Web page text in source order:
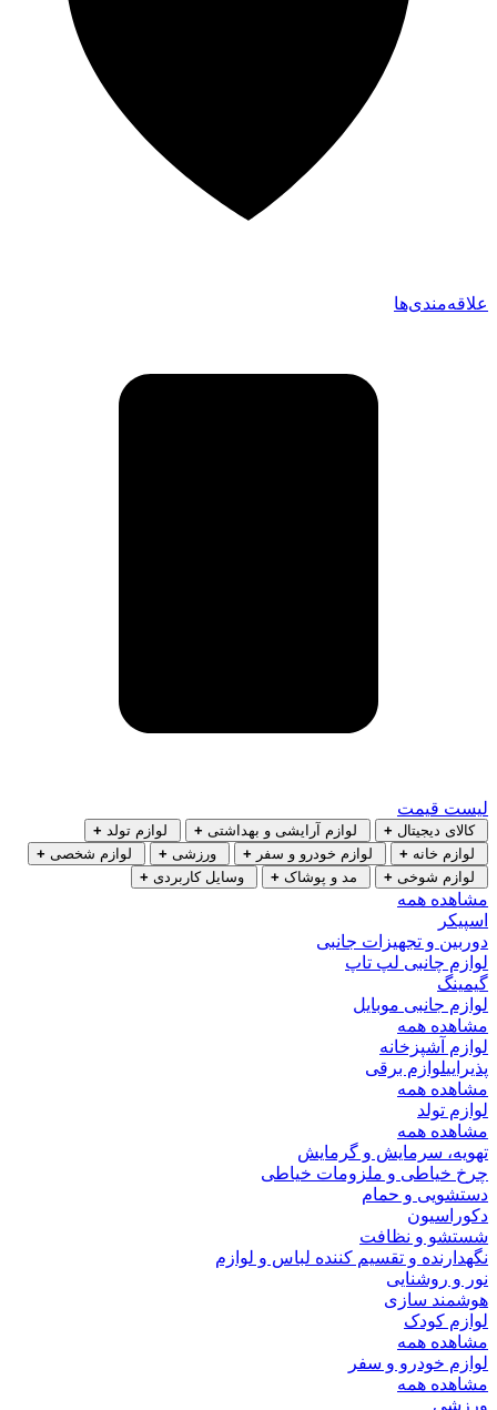
علاقه‌مندی‌ها
لیست قیمت
کالای دیجیتال + لوازم آرایشی و بهداشتی + لوازم تولد +
لوازم خانه + لوازم خودرو و سفر + ورزشی + لوازم شخصی +
لوازم شوخی + مد و پوشاک + وسایل کاربردی +
مشاهده همه
اسپیکر
دوربین و تجهیزات جانبی
لوازم چانبی لپ تاپ
گیمینگ
لوازم جانبی موبایل
مشاهده همه
لوازم آشپزخانه
پذیراییلوازم برقی
مشاهده همه
لوازم تولد
مشاهده همه
تهویه، سرمایش و گرمایش
چرخ خیاطی و ملزومات خیاطی
دستشویی و حمام
دکوراسیون
شستشو و نظافت
نگهدارنده و تقسیم کننده لباس و لوازم
نور و روشنایی
هوشمند سازی
لوازم کودک
مشاهده همه
لوازم خودرو و سفر
مشاهده همه
ورزشی